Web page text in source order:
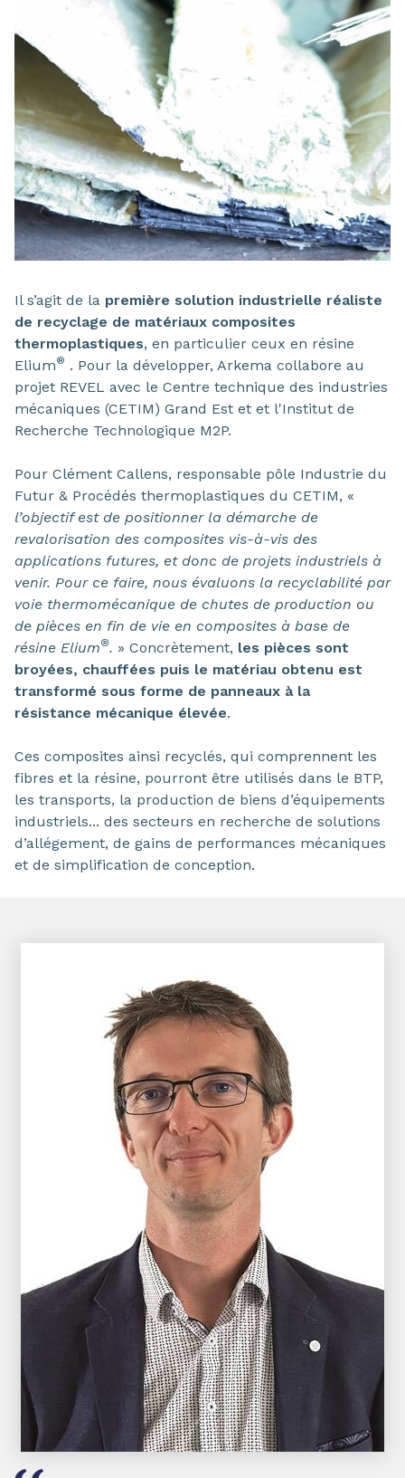
Il s’agit de la première solution industrielle réaliste
de recyclage de matériaux composites
thermoplastiques, en particulier ceux en résine
Elium® . Pour la développer, Arkema collabore au
projet REVEL avec le Centre technique des industries
mécaniques (CETIM) Grand Est et et l'Institut de
Recherche Technologique M2P.
Pour Clément Callens, responsable pôle Industrie du
Futur & Procédés thermoplastiques du CETIM, «
l’objectif est de positionner la démarche de
revalorisation des composites vis-à-vis des
applications futures, et donc de projets industriels à
venir. Pour ce faire, nous évaluons la recyclabilité par
voie thermomécanique de chutes de production ou
de pièces en fin de vie en composites à base de
résine Elium®. » Concrètement, les pièces sont
broyées, chauffées puis le matériau obtenu est
transformé sous forme de panneaux à la
résistance mécanique élevée.
Ces composites ainsi recyclés, qui comprennent les
fibres et la résine, pourront être utilisés dans le BTP,
les transports, la production de biens d’équipements
industriels... des secteurs en recherche de solutions
d’allégement, de gains de performances mécaniques
et de simplification de conception.